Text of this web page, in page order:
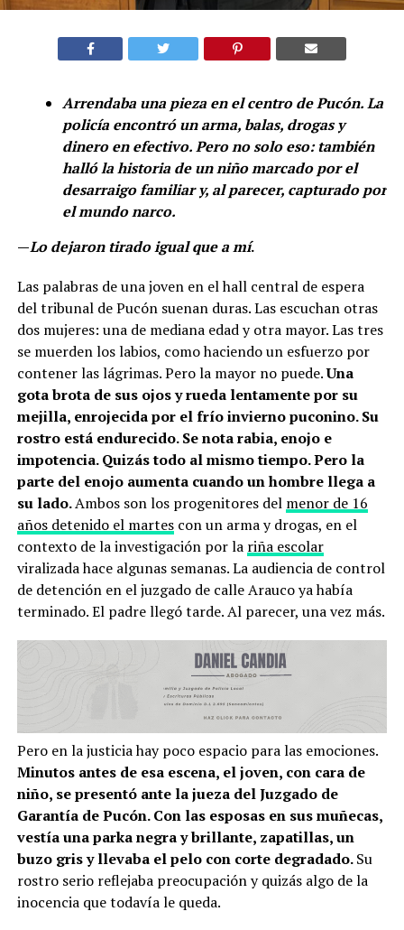
Arrendaba una pieza en el centro de Pucón. La
policía encontró un arma, balas, drogas y
dinero en efectivo. Pero no solo eso: también
halló la historia de un niño marcado por el
desarraigo familiar y, al parecer, capturado por
el mundo narco.
—Lo dejaron tirado igual que a mí.
Las palabras de una joven en el hall central de espera
del tribunal de Pucón suenan duras. Las escuchan otras
dos mujeres: una de mediana edad y otra mayor. Las tres
se muerden los labios, como haciendo un esfuerzo por
contener las lágrimas. Pero la mayor no puede.Una
gota brota de sus ojos y rueda lentamente por su
mejilla, enrojecida por el frío invierno puconino. Su
rostro está endurecido. Se nota rabia, enojo e
impotencia. Quizás todo al mismo tiempo. Pero la
parte del enojo aumenta cuando un hombre llega a
su lado.Ambos son los progenitores del menor de 16
años detenido el martescon un arma y drogas, en el
contexto de la investigación por la riña escolar
viralizada hace algunas semanas. La audiencia de control
de detención en el juzgado de calle Arauco ya había
terminado. El padre llegó tarde. Al parecer, una vez más.
Pero en la justicia hay poco espacio para las emociones.
Minutos antes de esa escena, el joven, con cara de
niño, se presentó ante la jueza del Juzgado de
Garantía de Pucón. Con las esposas en sus muñecas,
vestía una parka negra y brillante, zapatillas, un
buzo gris y llevaba el pelo con corte degradado.Su
rostro serio reflejaba preocupación y quizás algo de la
inocencia que todavía le queda.